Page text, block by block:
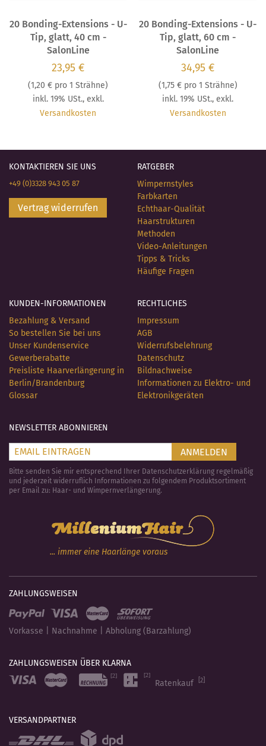
20 Bonding-Extensions - U-
Tip, glatt, 40 cm -
SalonLine
23,95 €
(1,20 € pro 1 Strähne)
inkl. 19% USt., exkl.
Versandkosten
20 Bonding-Extensions - U-
Tip, glatt, 60 cm -
SalonLine
34,95 €
(1,75 €pro 1 Strähne)
inkl. 19% USt.,exkl.
Versandkosten
KONTAKTIEREN SIE UNS
+49 (0)3328 943 05 87
Vertrag widerrufen
RATGEBER
Wimpernstyles
Farbkarten
Echthaar-Qualität
Haarstrukturen
Methoden
Video-Anleitungen
Tipps & Tricks
Häufige Fragen
KUNDEN-INFORMATIONEN
Bezahlung & Versand
So bestellen Sie bei uns
Unser Kundenservice
Gewerberabatte
Preisliste Haarverlängerung in
Berlin/Brandenburg
Glossar
RECHTLICHES
Impressum
AGB
Widerrufsbelehrung
Datenschutz
Bildnachweise
Informationen zu Elektro- und
Elektronikgeräten
NEWSLETTER ABONNIEREN
ANMELDEN
Bitte senden Sie mir entsprechend Ihrer Datenschutzerklärung regelmäßig
und jederzeit widerruflich Informationen zu folgendem Produktsortiment
per Email zu: Haar- und Wimpernverlängerung.
... immer eine Haarlänge voraus
ZAHLUNGSWEISEN
Vorkasse | Nachnahme | Abholung (Barzahlung)
ZAHLUNGSWEISEN ÜBER KLARNA
Ratenkauf
[2]
VERSANDPARTNER